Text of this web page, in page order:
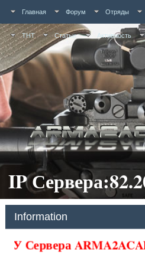
Главная Форум Отряды
ТНТ Статьи Активность
IP
Information
У Сервера